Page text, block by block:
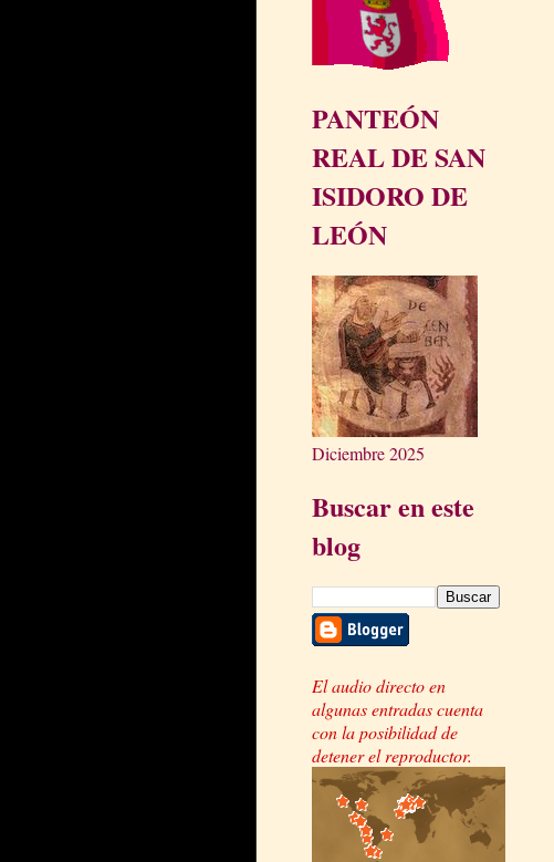
PANTEÓN
REAL DE SAN
ISIDORO DE
LEÓN
Diciembre 2025
Buscar en este
blog
El audio directo en
algunas entradas cuenta
con la posibilidad de
detener el reproductor.